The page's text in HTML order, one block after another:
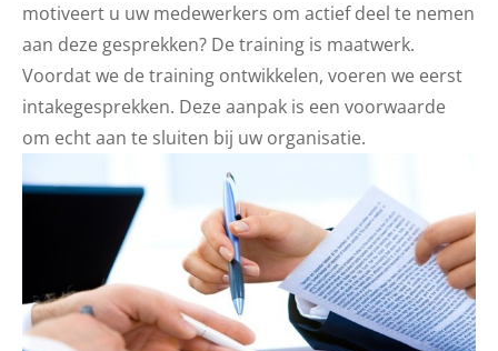
motiveert u uw medewerkers om actief deel te nemen
aan deze gesprekken? De training is maatwerk.
Voordat we de training ontwikkelen, voeren we eerst
intakegesprekken. Deze aanpak is een voorwaarde
om echt aan te sluiten bij uw organisatie.